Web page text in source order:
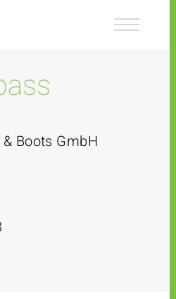
Boots GmbH